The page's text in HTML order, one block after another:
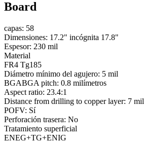
Board
capas: 58
Dimensiones: 17.2" incógnita 17.8"
Espesor: 230 mil
Material
FR4 Tg185
Diámetro mínimo del agujero: 5 mil
BGABGA pitch: 0.8 milímetros
Aspect ratio: 23.4:1
Distance from drilling to copper layer: 7 mil
POFV: Sí
Perforación trasera: No
Tratamiento superficial
ENEG+TG+ENIG